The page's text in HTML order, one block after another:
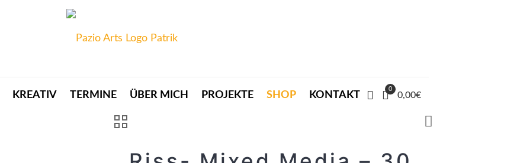
KREATIV TERMINE ÜBER MICH PROJEKTE SHOP KONTAKT
0
0,00€